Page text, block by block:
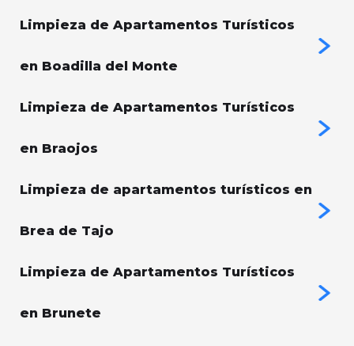
Limpieza de Apartamentos Turísticos
en Boadilla del Monte
Limpieza de Apartamentos Turísticos
en Braojos
Limpieza de apartamentos turísticos en
Brea de Tajo
Limpieza de Apartamentos Turísticos
en Brunete